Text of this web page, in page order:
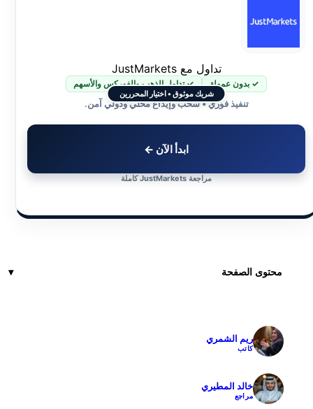
شريك موثوق • اختيار المحررين
تداول مع JustMarkets
✓ بدون عمولة ✓ تداول الذهب والفوركس والأسهم
تنفيذ فوري • سحب وإيداع محلي ودولي آمن.
ابدأ الآن ←
مراجعة JustMarkets كاملة
محتوى الصفحة
ريم الشمري
كاتب
خالد المطيري
مراجع